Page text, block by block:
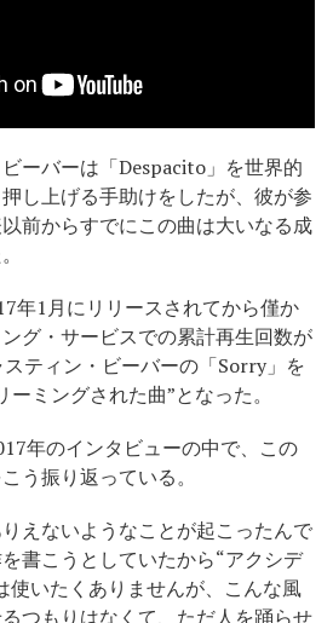
ーバーは「Despacito」を世界的
し上げる手助けをしたが、彼が参
前からすでにこの曲は大いなる成
年1月にリリースされてから僅か
グ・サービスでの累計再生回数が
ティン・ビーバーの「Sorry」を
ミングされた曲”となった。
年のインタビューの中で、この
う振り返っている。
りえないようなことが起こったんで
書こうとしていたから“アクシデ
使いたくありませんが、こんな風
つもりはなくて、ただ人を踊らせ